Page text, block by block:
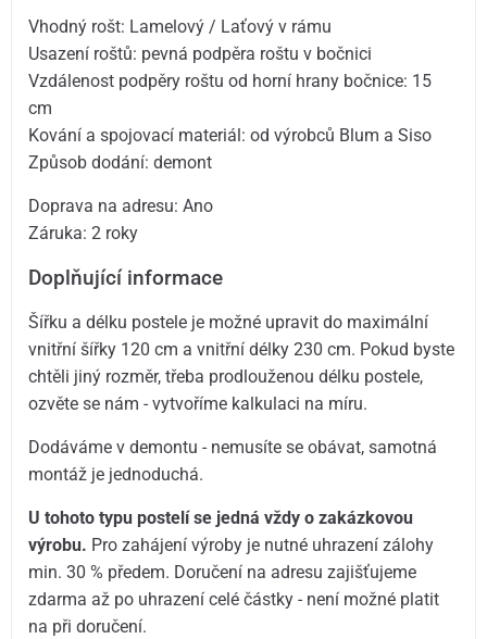
Vhodný rošt: Lamelový / Laťový v rámu
Usazení roštů: pevná podpěra roštu v bočnici
Vzdálenost podpěry roštu od horní hrany bočnice: 15
cm
Kování a spojovací materiál: od výrobců Blum a Siso
Způsob dodání: demont
Doprava na adresu: Ano
Záruka: 2 roky
Doplňující informace
Šířku a délku postele je možné upravit do maximální
vnitřní šířky 120 cm a vnitřní délky 230 cm. Pokud byste
chtěli jiný rozměr, třeba prodlouženou délku postele,
ozvěte se nám - vytvoříme kalkulaci na míru.
Dodáváme v demontu - nemusíte se obávat, samotná
montáž je jednoduchá.
U tohoto typu postelí se jedná vždy o zakázkovou
výrobu. Pro zahájení výroby je nutné uhrazení zálohy
min. 30 % předem. Doručení na adresu zajišťujeme
zdarma až po uhrazení celé částky - není možné platit
na při doručení.